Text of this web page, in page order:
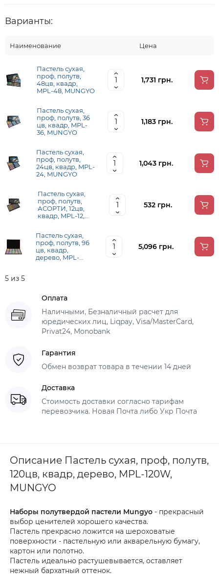
Варианты:
Наименование Цена
Пастель сухая,
проф, полутв,
48цв, квадр,
MPL-48, MUNGYO
1,731 грн.
Пастель сухая,
проф, полутв, 36
цв, квадр, MPL-
36, MUNGYO
1,183 грн.
Пастель сухая,
проф, полутв,
24цв, квадр, MPL-
24, MUNGYO
1,043 грн.
Пастель сухая,
проф, полутв,
АСОРТИ, 12цв,
квадр, MPL-12,
532 грн.
Пастель сухая,
проф, полутв, 96
цв, квадр,
дерево, MPL-
5,096 грн.
5 из 5
Оплата
Наличными, Безналичный расчет для
юредических лиц, Liqpay, Visa/MasterCard,
Privat24, Monobank
Гарантия
Обмен возврат товара в течении 14 дней
Доставка
Стоимость доставки согласно тарифам
перевозчика. Новая Почта либо Укр Почта
Описание Пастель сухая, проф, полутв,
120цв, квадр, дерево, MPL-120W,
MUNGYO
Наборы полутвердой пастели Mungyo - прекрасный
выбор ценителей хорошего качества.
Пастель прекрасно ложится на шероховатые
поверхности - пастельную или акварельную бумагу,
картон или полотно.
Пастель идеально растушевывается, оставляет
нежный бархатный оттенок.